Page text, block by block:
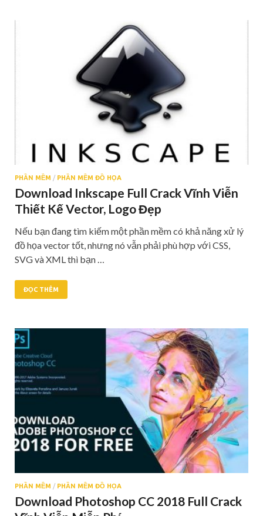
PHẦN MỀM / PHẦN MỀM ĐỒ HỌA
Download Inkscape Full Crack Vĩnh Viễn
Thiết Kế Vector, Logo Đẹp
Nếu bạn đang tìm kiếm một phần mềm có khả năng xử lý
đồ họa vector tốt, nhưng nó vẫn phải phù hợp với CSS,
SVG và XML thì bạn …
ĐỌC THÊM
PHẦN MỀM / PHẦN MỀM ĐỒ HỌA
Download Photoshop CC 2018 Full Crack